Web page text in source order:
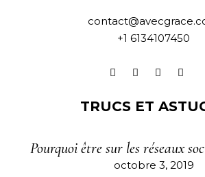
+1 6134107450
TRUCS ET
Pourquoi être sur les réseaux
octobre 3, 2019